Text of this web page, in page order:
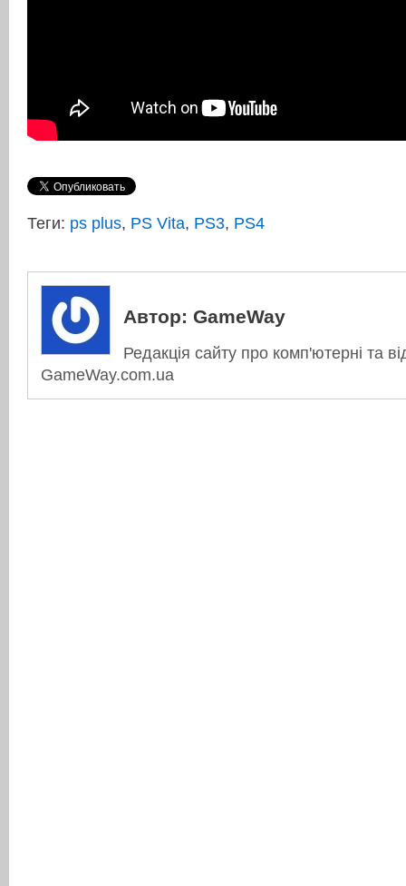
Теги: ps plus, PS Vita, PS3, PS4
Автор: GameWay
Редакція сайту про комп'ютерні та
GameWay.com.ua